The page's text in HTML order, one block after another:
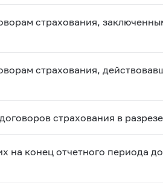
страхования,
страхования,
страхования в
на конец отчетного периода